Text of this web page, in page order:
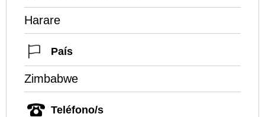
Harare
País
Zimbabwe
Teléfono/s